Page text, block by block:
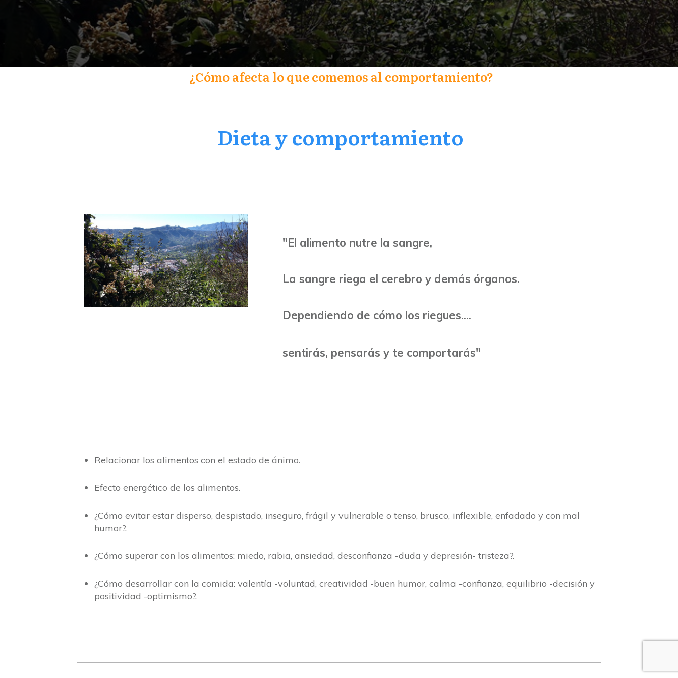
¿Cómo afecta lo que comemos al comportamiento?
Dieta y comportamiento
"El alimento nutre la sangre,
La sangre riega el cerebro y demás órganos.
Dependiendo de cómo los riegues....
sentirás, pensarás y te comportarás"​
Relacionar los alimentos con el estado de ánimo.
Efecto energético de los alimentos.
¿Cómo evitar estar disperso, despistado, inseguro, frágil y vulnerable o tenso, brusco, inflexible, enfadado y con mal
humor?.
¿Cómo superar con los alimentos: miedo, rabia, ansiedad, desconfianza -duda y depresión- tristeza?.
¿Cómo desarrollar con la comida: valentía -voluntad, creatividad -buen humor, calma -confianza, equilibrio -decisión y
positividad -optimismo?.